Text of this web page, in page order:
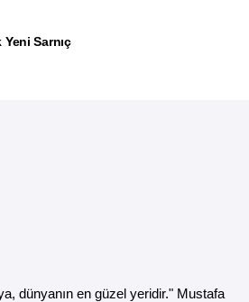
Yeni Sarnıç
dünyanın en güzel yeridir." Mustafa